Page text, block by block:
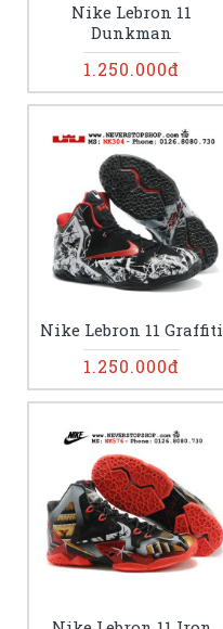
Nike Lebron 11
Dunkman
1.250.000đ
Nike Lebron 11 Graffiti
1.250.000đ